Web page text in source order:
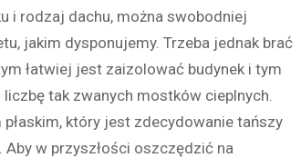
i rodzaj dachu, można swobodniej
jakim dysponujemy. Trzeba jednak brać
łatwiej jest zaizolować budynek i tym
tak zwanych mostków cieplnych.
który jest zdecydowanie tańszy
w przyszłości oszczędzić na